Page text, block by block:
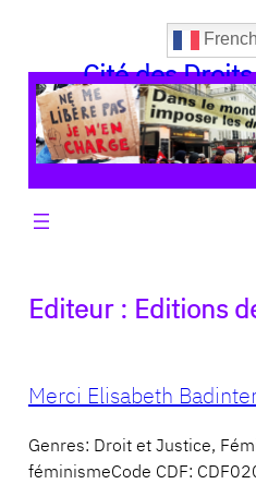
contenu
French
Cité des
Editeur : Editions
Merci Elisabeth
Genres: Droit et Justice,
féminismeCode CDF: